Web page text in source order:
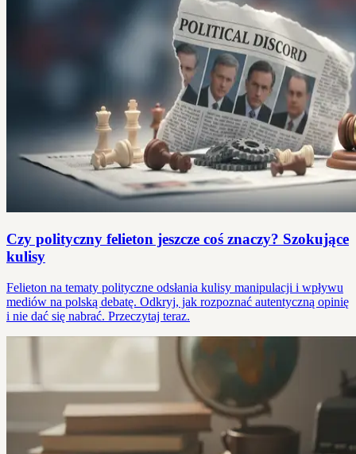
Czy polityczny felieton jeszcze coś znaczy? Szokujące
kulisy
Felieton na tematy polityczne odsłania kulisy manipulacji i wpływu
mediów na polską debatę. Odkryj, jak rozpoznać autentyczną opinię
i nie dać się nabrać. Przeczytaj teraz.